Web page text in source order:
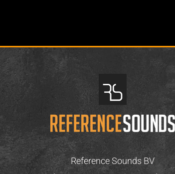
Reference Sounds BV